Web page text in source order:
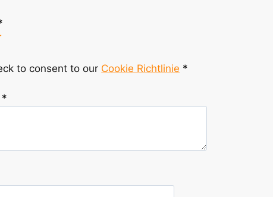
to consent to our Cookie Richtlinie *
*